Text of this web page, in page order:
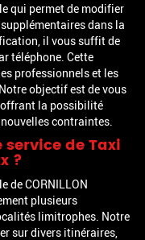
qui permet de modifier
dans la
il vous suffit de
téléphone. Cette
professionnels et les
objectif est de vous
la possibilité
contraintes.
service deTaxi
?
de CORNILLON
plusieurs
limitrophes. Notre
sur divers itinéraires,